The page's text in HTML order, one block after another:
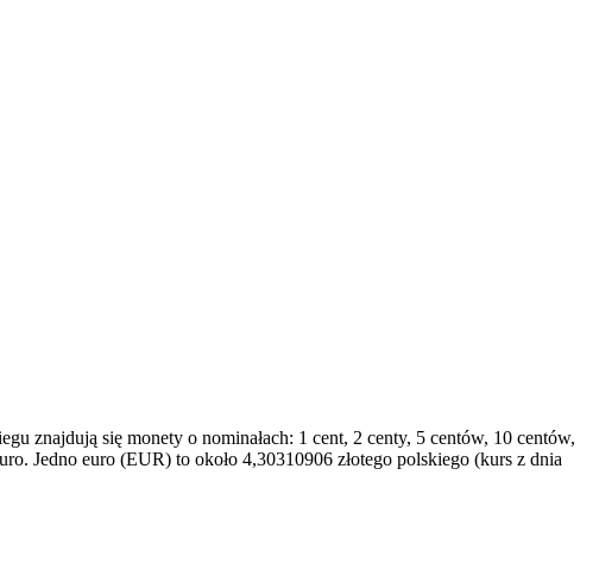
znajdują się monety o nominałach: 1 cent, 2 centy, 5 centów, 10 centów,
Jedno euro (EUR) to około 4,30310906 złotego polskiego (kurs z dnia